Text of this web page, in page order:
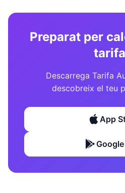
Preparat per
Descarrega Tarifa
descobreix el teu
App